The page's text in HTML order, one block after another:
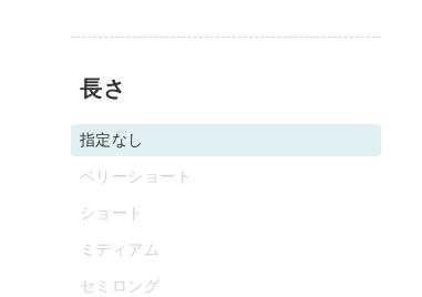
長さ
指定なし
ベリーショート
ショート
ミディアム
セミロング